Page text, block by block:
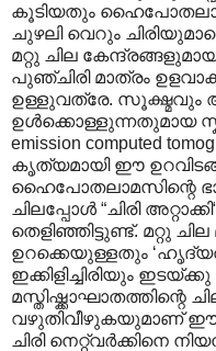
കൂടിയതും
ചുഴലി വെറും
മറ്റു ചില
പുഞ്ചിരി മാത്രം
ഉള്ളുവത്രേ. സൂക്ഷ്മവും
ഉൾക്കൊള്ളുന്നതുമായ
emission computed
കൃത്യമായി ഈ
ഹൈപോതലാമസിന്റെ
ചിലപ്പോൾ “ചിരി
തെളിഞ്ഞിട്ടുണ്ട്. മറ്റു
ഉറക്കെയുള്ളതും
ഇക്കിളിച്ചിരിയും
മസ്തിഷ്ക്കാഘാതത്തിന്റെ
വഴുതിവീഴുകയുമാണ് ഈ
ചിരി നെറ്റ്വർക്കിനെ